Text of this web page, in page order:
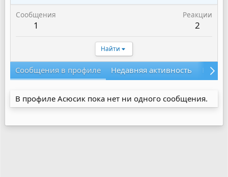
Сообщения
1
Реакции
2
Найти
Сообщения в профиле Недавняя активность
В профиле Асюсик пока нет ни одного сообщения.